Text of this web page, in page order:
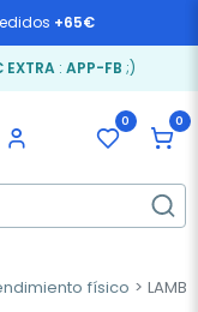
+65€
: APP-FB ;)
0 0
físico